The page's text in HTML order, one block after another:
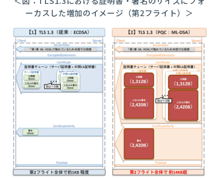
ーカスした増加のイメージ（第2フライト）＞